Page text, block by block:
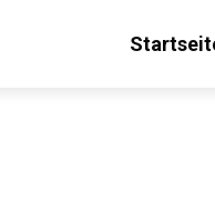
Startseite